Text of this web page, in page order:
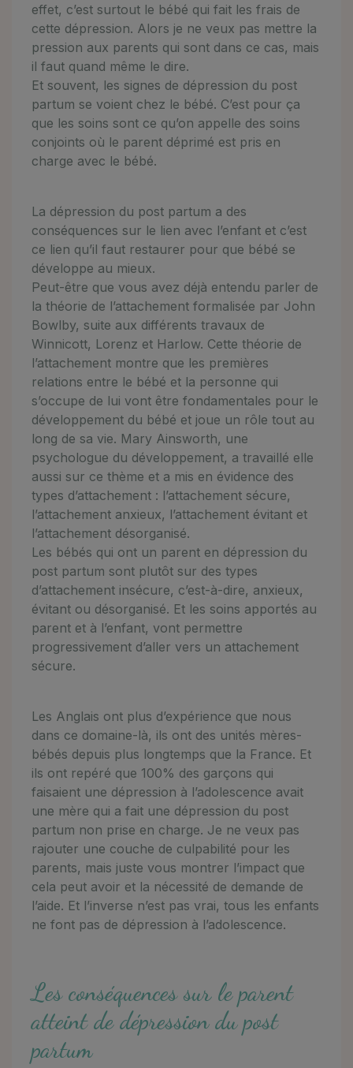
effet, c’est surtout le bébé qui fait les frais de
cette dépression. Alors je ne veux pas mettre la
pression aux parents qui sont dans ce cas, mais
il faut quand même le dire.
Et souvent, les signes de dépression du post
partum se voient chez le bébé. C’est pour ça
que les soins sont ce qu’on appelle des soins
conjoints où le parent déprimé est pris en
charge avec le bébé.
La dépression du post partum a des
conséquences sur le lien avec l’enfant et c’est
ce lien qu’il faut restaurer pour que bébé se
développe au mieux.
Peut-être que vous avez déjà entendu parler de
la théorie de l’attachement formalisée par John
Bowlby, suite aux différents travaux de
Winnicott, Lorenz et Harlow. Cette théorie de
l’attachement montre que les premières
relations entre le bébé et la personne qui
s’occupe de lui vont être fondamentales pour le
développement du bébé et joue un rôle tout au
long de sa vie. Mary Ainsworth, une
psychologue du développement, a travaillé elle
aussi sur ce thème et a mis en évidence des
types d’attachement : l’attachement sécure,
l’attachement anxieux, l’attachement évitant et
l’attachement désorganisé.
Les bébés qui ont un parent en dépression du
post partum sont plutôt sur des types
d’attachement insécure, c’est-à-dire, anxieux,
évitant ou désorganisé. Et les soins apportés au
parent et à l’enfant, vont permettre
progressivement d’aller vers un attachement
sécure.
Les Anglais ont plus d’expérience que nous
dans ce domaine-là, ils ont des unités mères-
bébés depuis plus longtemps que la France. Et
ils ont repéré que 100% des garçons qui
faisaient une dépression à l’adolescence avait
une mère qui a fait une dépression du post
partum non prise en charge. Je ne veux pas
rajouter une couche de culpabilité pour les
parents, mais juste vous montrer l’impact que
cela peut avoir et la nécessité de demande de
l’aide. Et l’inverse n’est pas vrai, tous les enfants
ne font pas de dépression à l’adolescence.
Les conséquences sur le parent
atteint de dépression du post
partum